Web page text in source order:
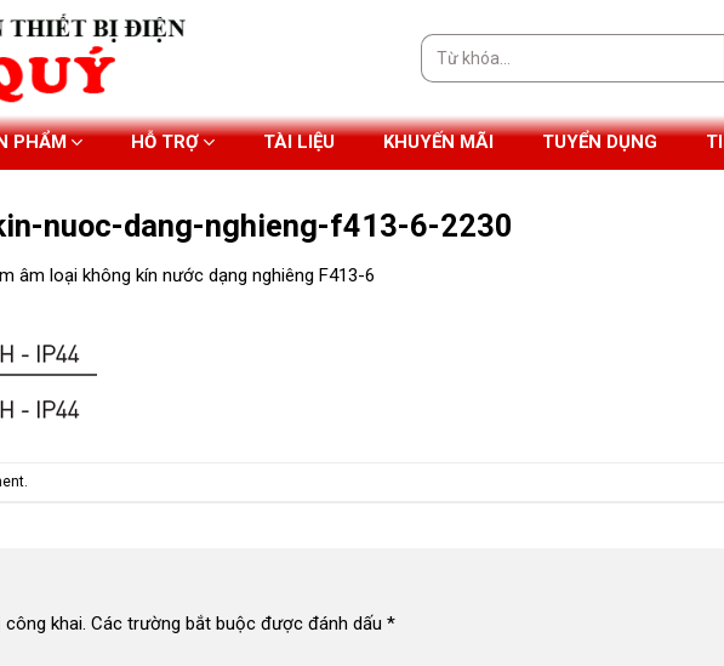
Tìm
kiếm:
PHẨM HỖ TRỢ TÀI LIỆU KHUYẾN MÃI TUYỂN DỤNG
nuoc-dang-nghieng-f413-6-2230
âm loại không kín nước dạng nghiêng F413-6
khai. Các trường bắt buộc được đánh dấu *